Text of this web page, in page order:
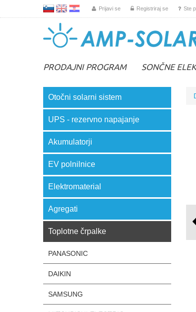
Prijavi se Registriraj se Ste
PRODAJNI PROGRAM SONČNE
Otočni solarni sistem
UPS - rezervno napajanje
Akumulatorji
EV polnilnice
Elektromaterial
Agregati
Toplotne črpalke
PANASONIC
DAIKIN
SAMSUNG